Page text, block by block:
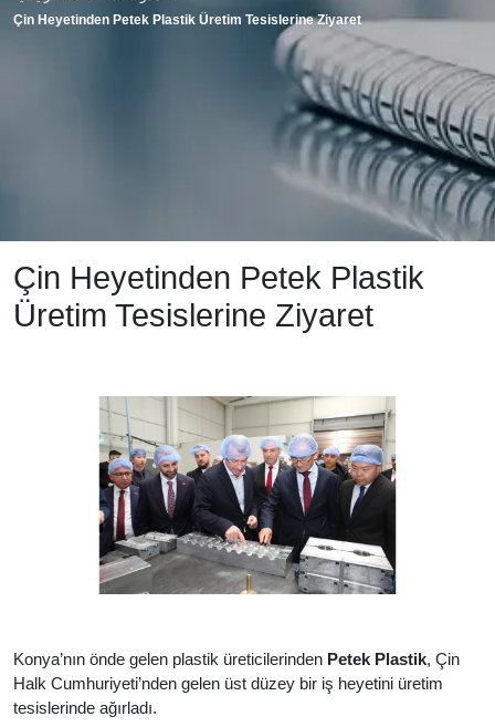
Çin Heyetinden Petek Plastik Üretim Tesislerine Ziyaret
Çin Heyetinden Petek Plastik
Üretim Tesislerine Ziyaret
Konya’nın önde gelen plastik üreticilerinden Petek Plastik, Çin
Halk Cumhuriyeti’nden gelen üst düzey bir iş heyetini üretim
tesislerinde ağırladı.